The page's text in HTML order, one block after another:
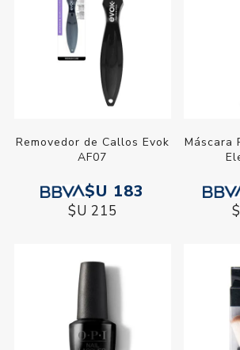
Removedor de Callos Evok
AF07
$U 183
$U 215
Máscara